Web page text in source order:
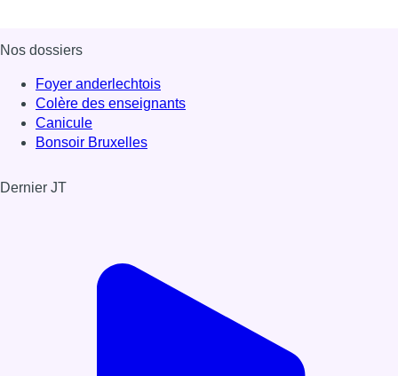
Nos dossiers
Foyer anderlechtois
Colère des enseignants
Canicule
Bonsoir Bruxelles
Dernier JT